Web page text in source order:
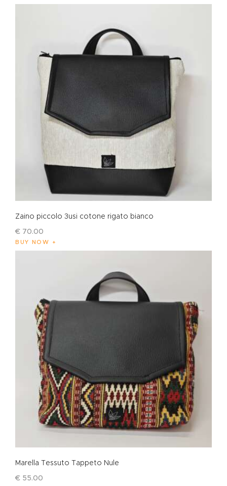
Zaino piccolo 3usi cotone rigato bianco
€ 70.00
BUY NOW
Marella Tessuto Tappeto Nule
€ 55.00